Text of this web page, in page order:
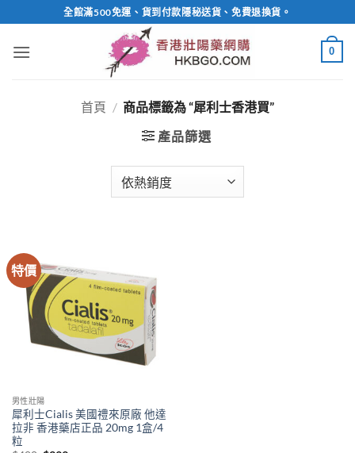
to
content
全館滿500免運、貨到付款隱秘送貨、免費退換貨。
0
首頁 / 商品標籤為 “犀利士香港買”
產品篩選
特價
男性壯陽
犀利士Cialis 美國禮來原廠 他達
拉非 香港藥店正品 20mg 1盒/4
粒